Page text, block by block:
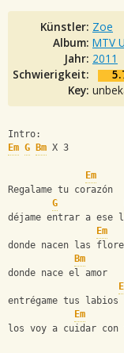
Künstler: Zoe
Album: MTV
Jahr: 2011
Schwierigkeit:
Key:
Intro:
Em G Bm X 3
Em
Regalame tu corazón
G
déjame entrar a ese
Em
donde nacen las
Bm
donde nace el amor
entrégame tus
Em
los voy a cuidar con